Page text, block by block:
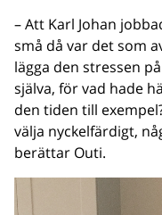
– Att Karl Johan
små då var det som
lägga den stressen
själva, för vad hade
den tiden till
välja nyckelfärdigt,
berättar Outi.